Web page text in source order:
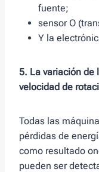
fuente;
sensor O
Y la
5. La variación de
velocidad de
Todas las
pérdidas de
como resultado
pueden ser